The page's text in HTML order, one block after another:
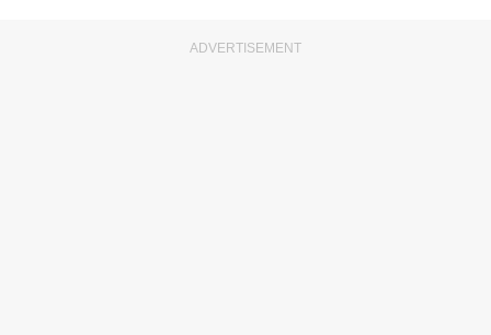
ADVERTISEMENT